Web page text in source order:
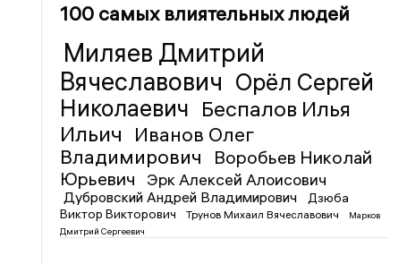
100 самых влиятельных людей
Миляев Дмитрий
Вячеславович Орёл Сергей
Николаевич Беспалов Илья
Ильич
Иванов Олег
Владимирович
Воробьев Николай
Юрьевич
Эрк Алексей Алоисович
Дубровский Андрей Владимирович
Дзюба
Виктор Викторович
Трунов Михаил Вячеславович
Марков
Дмитрий Сергеевич